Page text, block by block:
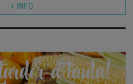
+ INFO